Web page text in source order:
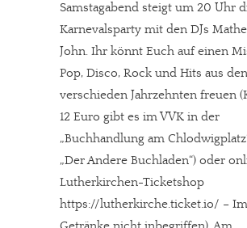
Samstagabend steigt um 20 Uhr
Karnevalsparty mit den DJs
John. Ihr könnt Euch auf einen
Pop, Disco, Rock und Hits aus den
verschieden Jahrzehnten freuen
12 Euro gibt es im VVK in der
„Buchhandlung am
„Der Andere Buchladen“) oder
Lutherkirchen-Ticketshop
https://lutherkirche.ticket.io/ –